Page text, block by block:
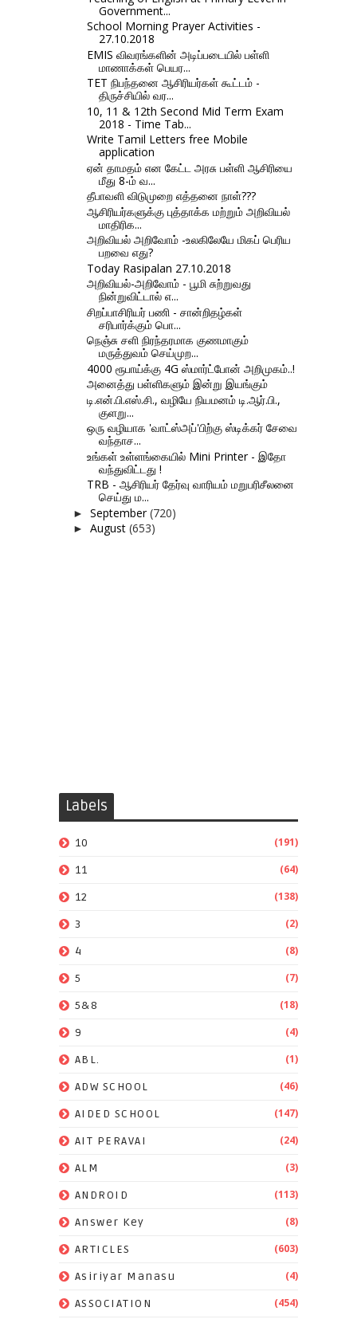
Government...
School Morning Prayer Activities -
27.10.2018
EMIS விவரங்களின் அடிப்படையில் பள்ளி
மாணாக்கள் பெயர...
TET நிபந்தனை ஆசிரியர்கள் கூட்டம் -
திருச்சியில் வர...
10, 11 & 12th Second Mid Term Exam
2018 - Time Tab...
Write Tamil Letters free Mobile
application
ஏன் தாமதம் என கேட்ட அரசு பள்ளி ஆசிரியை
மீது 8-ம் வ...
தீபாவளி விடுமுறை எத்தனை நாள்???
ஆசிரியர்களுக்கு புத்தாக்க மற்றும் அறிவியல்
மாதிரிக...
அறிவியல் அறிவோம் -உலகிலேயே மிகப் பெரிய
பறவை எது?
Today Rasipalan 27.10.2018
அறிவியல்-அறிவோம் - பூமி சுற்றுவது
நின்றுவிட்டால் எ...
சிறப்பாசிரியர் பணி - சான்றிதழ்கள்
சரிபார்க்கும் பொ...
நெஞ்சு சளி நிரந்தரமாக குணமாகும்
மருத்துவம் செய்முற...
4000 ரூபாய்க்கு 4G ஸ்மார்ட்போன் அறிமுகம்..!
அனைத்து பள்ளிகளும் இன்று இயங்கும்
டி.என்.பி.எஸ்.சி., வழியே நியமனம் டி.ஆர்.பி.,
குளறு...
ஒரு வழியாக 'வாட்ஸ்அப்'பிற்கு ஸ்டிக்கர் சேவை
வந்தாச...
உங்கள் உள்ளங்கையில் Mini Printer - இதோ
வந்துவிட்டது !
TRB - ஆசிரியர் தேர்வு வாரியம் மறுபரிசீலனை
செய்து ம...
► September(720)
► August (653)
Labels
10 (191)
11 (64)
12 (138)
3 (2)
4 (8)
5 (7)
5&8 (18)
9 (4)
ABL. (1)
ADW SCHOOL (46)
AIDED SCHOOL (147)
AIT PERAVAI (24)
ALM (3)
ANDROID (113)
Answer Key (8)
ARTICLES (603)
Asiriyar Manasu (4)
ASSOCIATION (454)